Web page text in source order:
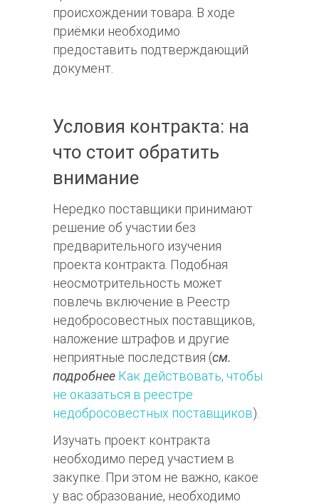
происхождении товара. В ходе
приёмки необходимо
предоставить подтверждающий
документ.
Условия контракта: на
что стоит обратить
внимание
Нередко поставщики принимают
решение об участии без
предварительного изучения
проекта контракта. Подобная
неосмотрительность может
повлечь включение в Реестр
недобросовестных поставщиков,
наложение штрафов и другие
неприятные последствия (см.
подробнее Как действовать, чтобы
не оказаться в реестре
недобросовестных поставщиков).
Изучать проект контракта
необходимо перед участием в
закупке. При этом не важно, какое
у вас образование, необходимо